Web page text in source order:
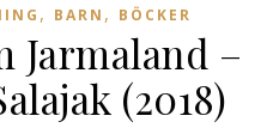
, BARN , BÖCKER
Jarmaland –
(2018)